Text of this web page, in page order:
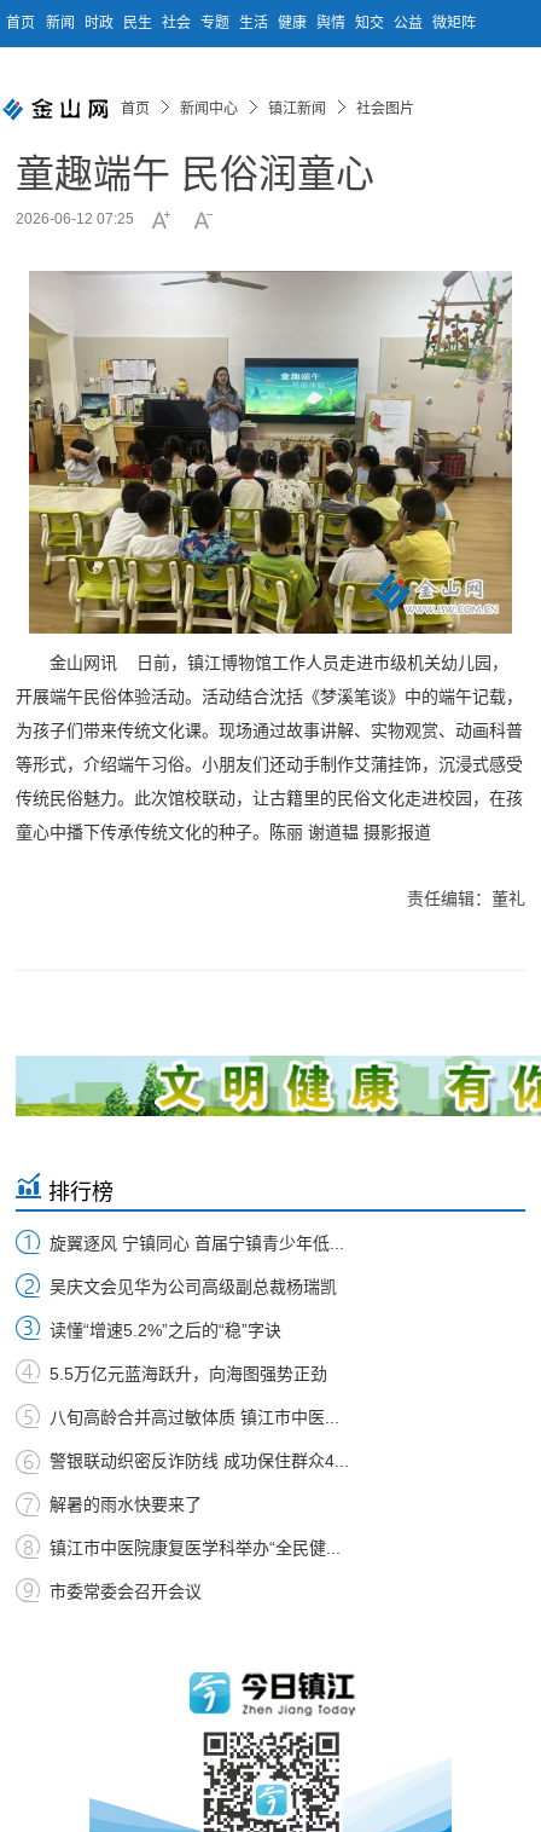
首页 新闻 时政 民生 社会 专题 生活 健康 舆情 知交 公益 微矩阵
首页 新闻中心 镇江新闻 社会图片
童趣端午 民俗润童心
2026-06-12 07:25
金山网讯 日前，镇江博物馆工作人员走进市级机关幼儿园，
开展端午民俗体验活动。活动结合沈括《梦溪笔谈》中的端午记载，
为孩子们带来传统文化课。现场通过故事讲解、实物观赏、动画科普
等形式，介绍端午习俗。小朋友们还动手制作艾蒲挂饰，沉浸式感受
传统民俗魅力。此次馆校联动，让古籍里的民俗文化走进校园，在孩
童心中播下传承传统文化的种子。 陈丽 谢道韫 摄影报道
责任编辑：董礼
排行榜
旋翼逐风 宁镇同心 首届宁镇青少年低...
吴庆文会见华为公司高级副总裁杨瑞凯
读懂“增速5.2%”之后的“稳”字诀
5.5万亿元蓝海跃升，向海图强势正劲
八旬高龄合并高过敏体质 镇江市中医...
警银联动织密反诈防线 成功保住群众4...
解暑的雨水快要来了
镇江市中医院康复医学科举办“全民健...
市委常委会召开会议